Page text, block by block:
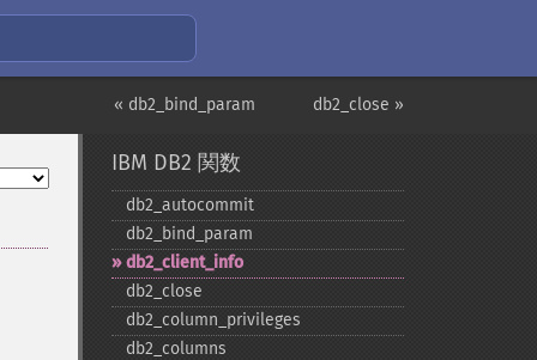
db2_close »
« db2_bind_param
IBM DB2 関数
db2_​autocommit
db2_​bind_​param
db2_​client_​info
db2_​close
db2_​column_​privileges
db2_​columns